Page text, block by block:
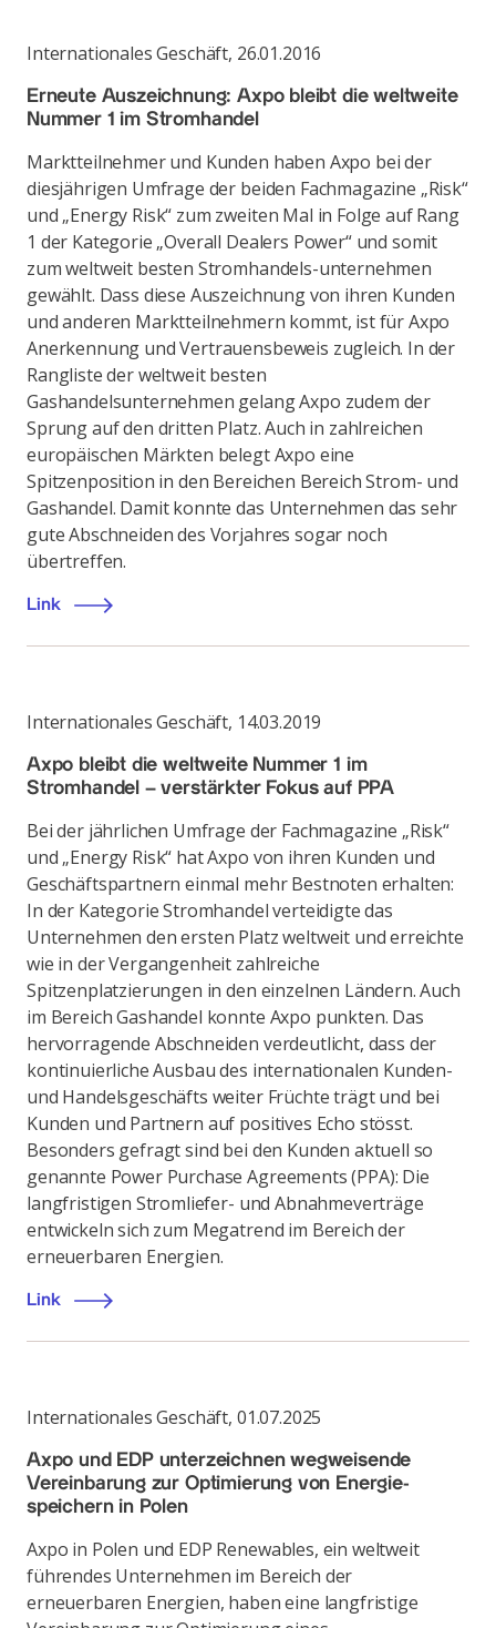
Internationales Geschäft, 26.01.2016
Erneute Auszeichnung: Axpo bleibt die weltweite
Nummer 1 im Stromhandel
Marktteilnehmer und Kunden haben Axpo bei der
diesjährigen Umfrage der beiden Fachmagazine „Risk“
und „Energy Risk“ zum zweiten Mal in Folge auf Rang
1 der Kategorie „Overall Dealers Power“ und somit
zum weltweit besten Stromhandels-unternehmen
gewählt. Dass diese Auszeichnung von ihren Kunden
und anderen Marktteilnehmern kommt, ist für Axpo
Anerkennung und Vertrauensbeweis zugleich. In der
Rangliste der weltweit besten
Gashandelsunternehmen gelang Axpo zudem der
Sprung auf den dritten Platz. Auch in zahlreichen
europäischen Märkten belegt Axpo eine
Spitzenposition in den Bereichen Bereich Strom- und
Gashandel. Damit konnte das Unternehmen das sehr
gute Abschneiden des Vorjahres sogar noch
übertreffen.
Link
Internationales Geschäft, 14.03.2019
Axpo bleibt die weltweite Nummer 1 im
Stromhandel – verstärkter Fokus auf PPA
Bei der jährlichen Umfrage der Fachmagazine „Risk“
und „Energy Risk“ hat Axpo von ihren Kunden und
Geschäftspartnern einmal mehr Bestnoten erhalten:
In der Kategorie Stromhandel verteidigte das
Unternehmen den ersten Platz weltweit und erreichte
wie in der Vergangenheit zahlreiche
Spitzenplatzierungen in den einzelnen Ländern. Auch
im Bereich Gashandel konnte Axpo punkten. Das
hervorragende Abschneiden verdeutlicht, dass der
kontinuierliche Ausbau des internationalen Kunden-
und Handelsgeschäfts weiter Früchte trägt und bei
Kunden und Partnern auf positives Echo stösst.
Besonders gefragt sind bei den Kunden aktuell so
genannte Power Purchase Agreements (PPA): Die
langfristigen Stromliefer- und Abnahmeverträge
entwickeln sich zum Megatrend im Bereich der
erneuerbaren Energien.
Link
Internationales Geschäft, 01.07.2025
Axpo und EDP unterzeichnen wegweisende
Vereinbarung zur Optimierung von Energie­
speichern in Polen
Axpo in Polen und EDP Renewables, ein weltweit
führendes Unternehmen im Bereich der
erneuerbaren Energien, haben eine langfristige